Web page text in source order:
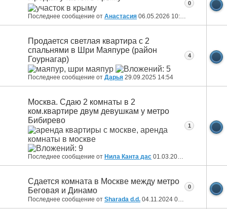
Последнее сообщение от Анастасия 06.05.2026 10:34
0
Продается светлая квартира с 2
спальнями в Шри Маяпуре (район
Гоурнагар)
Последнее сообщение от Дарья 29.09.2025 14:54
4
Москва. Сдаю 2 комнаты в 2
ком.квартире двум девушкам у метро
Бибирево
Последнее сообщение от Нила Канта дас 01.03.2025
1
Сдается комната в Москве между метро
Беговая и Динамо
Последнее сообщение от Sharada d.d. 04.11.2024 01:30
0